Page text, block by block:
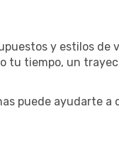
y estilos de
tu tiempo, un
puede ayudarte a